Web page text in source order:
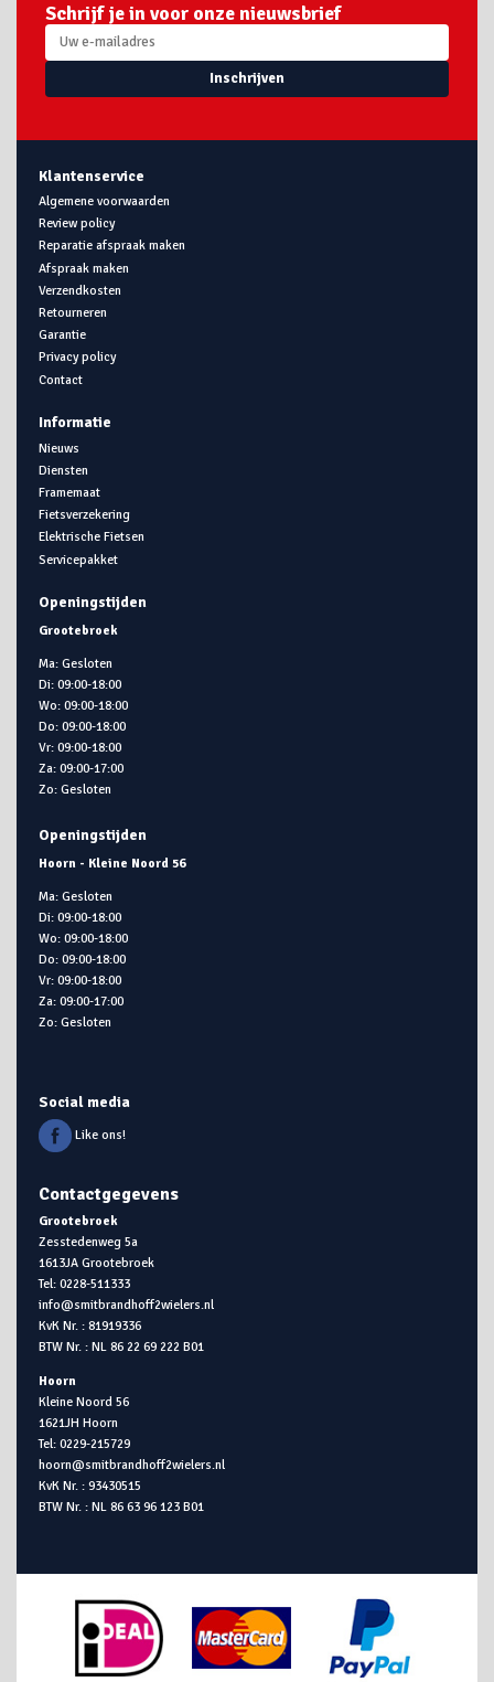
Schrijf je in voor onze nieuwsbrief
Inschrijven
Klantenservice
Algemene voorwaarden
Review policy
Reparatie afspraak maken
Afspraak maken
Verzendkosten
Retourneren
Garantie
Privacy policy
Contact
Informatie
Nieuws
Diensten
Framemaat
Fietsverzekering
Elektrische Fietsen
Servicepakket
Openingstijden
Grootebroek
Ma: Gesloten
Di: 09:00-18:00
Wo: 09:00-18:00
Do: 09:00-18:00
Vr: 09:00-18:00
Za: 09:00-17:00
Zo: Gesloten
Openingstijden
Hoorn - Kleine Noord 56
Ma: Gesloten
Di: 09:00-18:00
Wo: 09:00-18:00
Do: 09:00-18:00
Vr: 09:00-18:00
Za: 09:00-17:00
Zo: Gesloten
Social media
Like ons!
Contactgegevens
Grootebroek
Zesstedenweg 5a
1613JA Grootebroek
Tel: 0228-511333
info@smitbrandhoff2wielers.nl
KvK Nr. : 81919336
BTW Nr. : NL 86 22 69 222 B01
Hoorn
Kleine Noord 56
1621JH Hoorn
Tel: 0229-215729
hoorn@smitbrandhoff2wielers.nl
KvK Nr. : 93430515
BTW Nr. : NL 86 63 96 123 B01